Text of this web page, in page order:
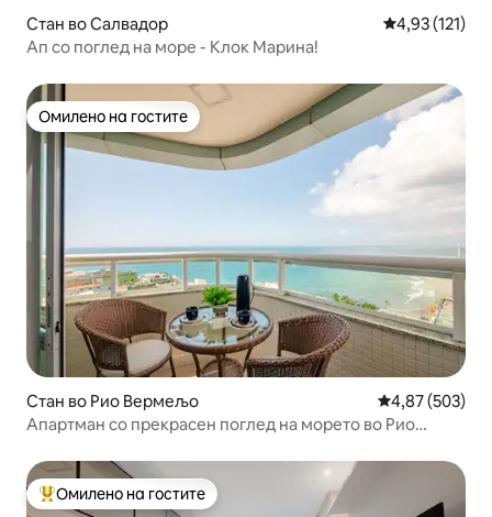
Стан во Салвадор Просечна
4,93 (121)
Ап со поглед на море - Клок Марина!
Омилено на гостите
Омилено на гостите
Стан во Рио Вермељо Просечна
4,87 (503)
Апартман со прекрасен поглед на морето во Рио
Меѓу најуспешните „Омилени на гостите“
Омилено на гостите